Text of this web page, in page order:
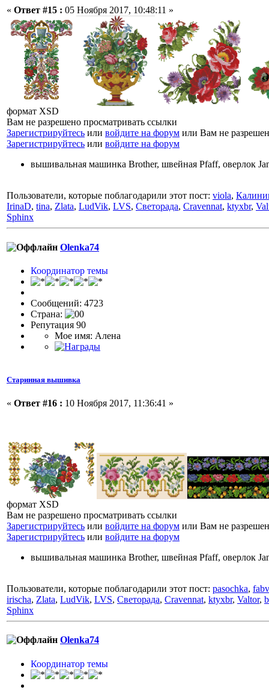
« Ответ #15 : 05 Ноября 2017, 10:48:11 »
формат XSD
Вам не разрешено просматривать ссылки
Зарегистрируйтесь или войдите на форум или Вам не
Зарегистрируйтесь или войдите на форум
вышивальная машинка Brother, швейная Pfaff, оверлок
Пользователи, которые поблагодарили этот пост: viola,
IrinaD, tina, Zlata, LudVik, LVS, Светорада, Cravennat, ktyxbr,
Sphinx
Olenka74
Координатор темы
Сообщений: 4723
Страна:
Репутация 90
Мое имя: Алена
Старинная вышивка
« Ответ #16 : 10 Ноября 2017, 11:36:41 »
формат XSD
Вам не разрешено просматривать ссылки
Зарегистрируйтесь или войдите на форум или Вам не
Зарегистрируйтесь или войдите на форум
вышивальная машинка Brother, швейная Pfaff, оверлок
Пользователи, которые поблагодарили этот пост: pasochka,
irischa, Zlata, LudVik, LVS, Светорада, Cravennat, ktyxbr, Valtor,
Sphinx
Olenka74
Координатор темы